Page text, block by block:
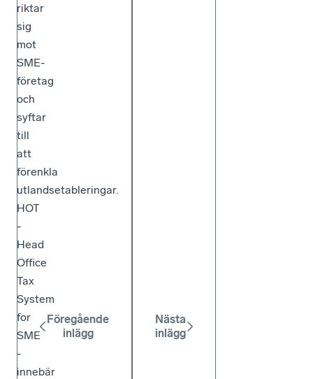
riktar
sig
mot
SME-
företag
och
syftar
till
att
förenkla
utlandsetableringar.
HOT
-
Head
Office
Tax
System
for
SME
-
innebär
Föregående
inlägg
Nästa
inlägg